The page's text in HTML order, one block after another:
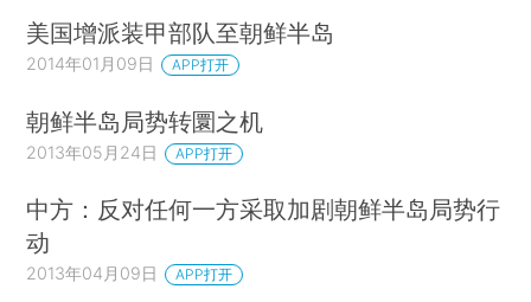
美国增派装甲部队至朝鲜半岛
2014年01月09日 APP打开
朝鲜半岛局势转圜之机
2013年05月24日 APP打开
中方：反对任何一方采取加剧朝鲜半岛局势行
动
2013年04月09日 APP打开